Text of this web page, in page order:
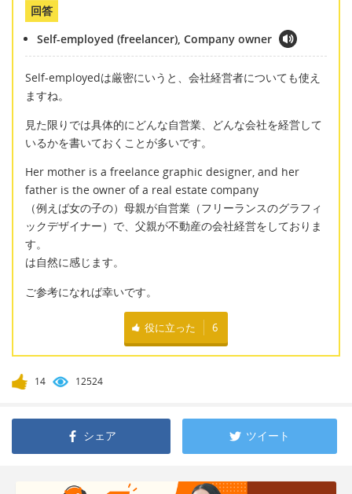
回答
Self-employed (freelancer), Company owner
Self-employedは厳密にいうと、会社経営者についても使え
ますね。
見た限りでは具体的にどんな自営業、どんな会社を経営して
いるかを書いておくことが多いです。
Her mother is a freelance graphic designer, and her
father is the owner of a real estate company
（例えば女の子の）母親が自営業（フリーランスのグラフィ
ックデザイナー）で、父親が不動産の会社経営をしておりま
す。
は自然に感じます。
ご参考になれば幸いです。
役に立った 6
14 12524
シェア ツイート